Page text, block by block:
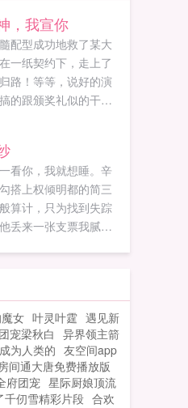
，我宣你
配型成功地救了某大
一纸契约下，走上了
路！等等，说好的演
的跟颁奖礼似的干什
看你，我就想睡。辛
搭上权倾明都的简三
算计，只为找到失踪
丢来一张支票我腻
...
女 叶灵叶霆 遇见新
宠梁秋白 异界领主箭
为人类的 友空间app
间通大唐免费播放版
府团宠 星际厨娘顶流
千仞雪精彩片段 合欢